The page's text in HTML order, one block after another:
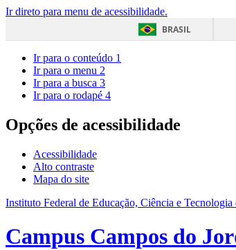
Ir direto para menu de acessibilidade.
BRASIL
Ir para o conteúdo 1
Ir para o menu 2
Ir para a busca 3
Ir para o rodapé 4
Opções de acessibilidade
Acessibilidade
Alto contraste
Mapa do site
Instituto Federal de Educação, Ciência e Tecnologia
Campus Campos do